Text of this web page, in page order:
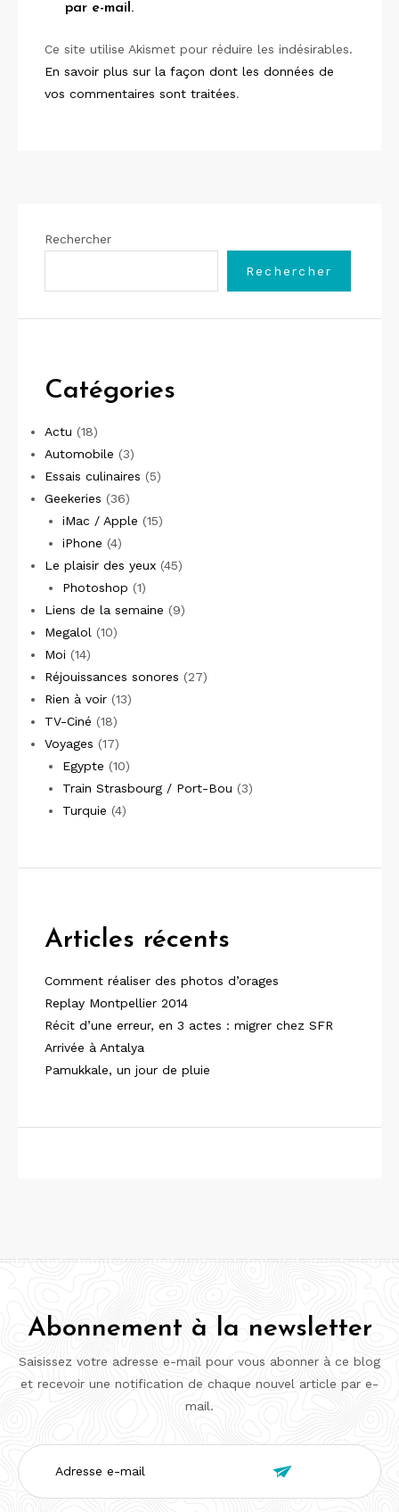
par e-mail.
Ce site utilise Akismet pour réduire les indésirables.
En savoir plus sur la façon dont les données de
vos commentaires sont traitées.
Rechercher
Rechercher
Catégories
Actu (18)
Automobile (3)
Essais culinaires (5)
Geekeries (36)
iMac / Apple (15)
iPhone (4)
Le plaisir des yeux (45)
Photoshop (1)
Liens de la semaine (9)
Megalol (10)
Moi (14)
Réjouissances sonores (27)
Rien à voir (13)
TV-Ciné (18)
Voyages (17)
Egypte (10)
Train Strasbourg / Port-Bou (3)
Turquie (4)
Articles récents
Comment réaliser des photos d’orages
Replay Montpellier 2014
Récit d’une erreur, en 3 actes : migrer chez SFR
Arrivée à Antalya
Pamukkale, un jour de pluie
Abonnement à la newsletter
Saisissez votre adresse e-mail pour vous abonner à ce blog
et recevoir une notification de chaque nouvel article par e-
mail.
Adresse
e-
mail
